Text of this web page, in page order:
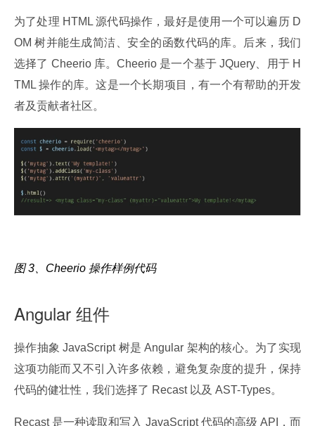
为了处理 HTML 源代码操作，最好是使用一个可以遍历 D
OM 树并能生成简洁、安全的函数代码的库。后来，我们
选择了 Cheerio 库。Cheerio 是一个基于 JQuery、用于 H
TML 操作的库。这是一个长期项目，有一个有帮助的开发
者及贡献者社区。
图 3、Cheerio 操作样例代码
Angular 组件
操作抽象 JavaScript 树是 Angular 架构的核心。为了实现
这项功能而又不引入许多依赖，避免复杂度的提升，保持
代码的健壮性，我们选择了 Recast 以及 AST-Types。
Recast 是一种读取和写入 JavaScript 代码的高级 API，而